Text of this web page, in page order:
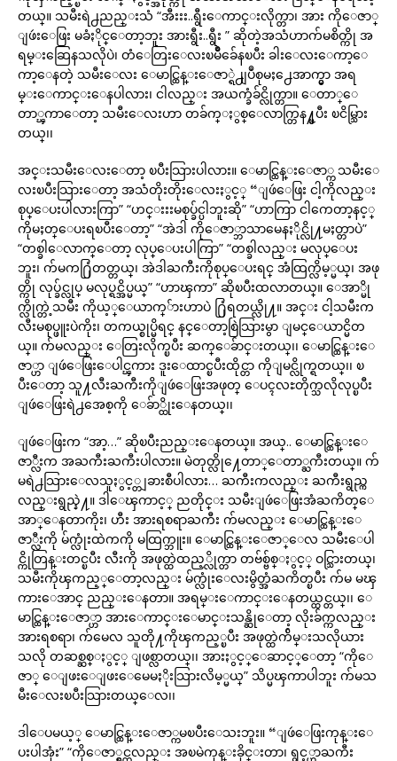
တယ္။ သမီးရဲ႕ညည္းသံ “အီးးး..ရွီးေကာင္းလိုက္တာ၊ အား ကိုေဇာ္
ျဖဴးေဖြး မခံႏိုင္ေတာ့ဘူး အားရွီး..ရွီး ” ဆိုတဲ့အသံဟာက်မစိတ္ကို အ
ရမ္းဆြေနသလိုပဲ၊ တံေတြးေလးၿမိဳခ်ေနၿပီး ခါးေလးေကာ့ေ
ကာ့ေနတဲ့ သမီးေလး ေမာင္ထြန္းေဇာ္ရဲ႕ျပဳစုမႈ႕ေအာက္မွာ အရ
မ္းေကာင္းေနပါလား၊ ငါလည္း အယက္ခံခ်င္လိုက္တာ။ ေတာ္ေ
တာ္ၾကာေတာ့ သမီးေလးဟာ တခ်က္ႏွစ္ေလာက္တြန႔္ၿပီး ၿငိမ္သြား
တယ္၊၊
အင္းသမီးေလးေတာ့ ၿပီးသြားပါလား။ ေမာင္ထြန္းေဇာ္က သမီးေ
လးၿပီးသြားေတာ့ အသံတိုးတိုးေလးႏွင့္ “ျဖဴေဖြး ငါ့ကိုလည္း
စုပ္ေပးပါလားကြာ” “ဟင္းးးမစုပ္ခ်င္ပါဘူးဆို” “ဟာကြာ ငါကေတာ့နင့္
ကိုမႈတ္ေပးရၿပီးေတာ့” “အဲဒါ ကိုေဇာ္ဘာသာမေနႏိုင္လို႔မႈတ္တာပဲ”
“တစ္ခါေလာက္ေတာ့ လုပ္ေပးပါကြာ” “တစ္ခါလည္း မလုပ္ေပး
ဘူး၊ က်မက႐ြံတတ္တယ္၊ အဲဒါႀကီးကိုစုပ္ေပးရင္ အံထြက္လိမ့္မယ္၊ အဖု
တ္ကို လုပ္ခ်င္လုပ္ မလုပ္ရင္အိပ္မယ္” “ဟာၾကာ” ဆိုၿပီးထလာတယ္။ ေအာ္မို
က္လိုက္တဲ့သမီး ကိုယ့္ေယာက္်ားဟာပဲ ႐ြံရတယ္လို႔။ အင္း ငါ့သမီးက
လီးမစုပ္ဖူးပဲကိုး၊ တကယ္စုပ္မိရင္ နင္ေတာ့စြဲသြားမွာ ျမင္ေယာင္မိတ
ယ္။ က်မလည္း ေတြးလိုက္ၿပီး ဆက္ေခ်ာင္းတယ္၊၊ ေမာင္ထြန္းေ
ဇာ္ဟာ ျဖဴေဖြးေပါင္ၾကား ဒူးေထာင္ၿပီးထိုင္တာ ကိုျမင္လိုက္ရတယ္၊၊ ၿ
ပီးေတာ့ သူ႔လီးႀကီးကိုျဖဴေဖြးအဖုတ္ ေပၚလႊတိုက္သလိုလုပ္ၿပီး
ျဖဴေဖြးရဲ႕အေစ့ကို ေခ်ာ္ထိုးေနတယ္၊၊
ျဖဴေဖြးက “အာ့…” ဆိုၿပီးညည္းေနတယ္။ အယ္.. ေမာင္ထြန္းေ
ဇာ္လီးက အႀကီးႀကီးပါလား။ မဲတုတ္လို႔ေတာ္ေတာ္ႀကီးတယ္။ က်
မရဲ႕သြားေလသူႏွင့္တျခားစီပါလား… ႀကီးကလည္း ႀကီးရွည္က
လည္းရွည္နဲ႔။ ဒါေၾကာင့္ ညတိုင္း သမီးျဖဴေဖြးအံႀကိတ္ေ
အာ္ေနတာကိုး၊ ဟီး အားရစရာႀကီး က်မလည္း ေမာင္ထြန္းေ
ဇာ္လီးကို မ်က္လုံးထဲကကို မထြက္ဘူး။ ေမာင္ထြန္းေဇာ္ေလ သမီးေပါ
င္ကိုတြန္းတင္ၿပီး လီးကို အဖုတ္ထဲထည့္လိုက္တာ တဗ်စ္ဗ်စ္ႏွင့္ ဝင္သြားတယ္၊
သမီးကိုၾကည့္ေတာ့လည္း မ်က္လုံးေလးမွိတ္အံႀကိတ္ၿပီး က်မ မၾ
ကားေအာင္ ညည္းေနတာ။ အရမ္းေကာင္းေနတယ္ထင္တယ္၊၊ ေ
မာင္ထြန္းေဇာ္ဟာ အားေကာင္းေမာင္းသန္ဆိုေတာ့ လိုးခ်က္ကလည္း
အားရစရာ၊ က်မေလ သူတို႔ကိုၾကည့္ၿပီး အဖုတ္ထဲက်ိမ္းသလိုယား
သလို တဆစ္ဆစ္ႏွင့္ ျဖစ္လာတယ္၊၊ အားႏွင့္ေဆာင့္ေတာ့ “ကိုေ
ဇာ္ ေျဖးေျဖးေမေမႏိုးသြားလိမ့္မယ္” သိပ္မၾကာပါဘူး က်မသ
မီးေလးၿပီးသြားတယ္ေလ၊၊
ဒါေပမယ့္ ေမာင္ထြန္းေဇာ္ကမၿပီးေသးဘူး။ “ျဖဴေဖြးကုန္းေ
ပးပါအုံး” “ကိုေဇာ္ရွင္ကလည္း အၿမဲကုန္းခိုင္းတာ၊ ရွင့္ဟာႀကီး